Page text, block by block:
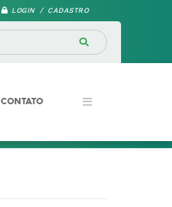
LOGIN / CADASTRO
CONTATO